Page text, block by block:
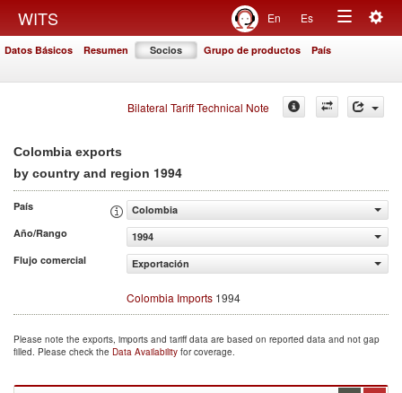
WITS En Es
Toggle
Datos Básicos Resumen Socios Grupo de productos País
Bilateral Tariff Technical Note
Colombia exports
by country and region 1994
País
Colombia
Año/Rango
1994
Flujo comercial
Exportación
Colombia Imports 1994
Please note the exports, imports and tariff data are based on reported data and not gap
filled. Please check the Data Availability for coverage.